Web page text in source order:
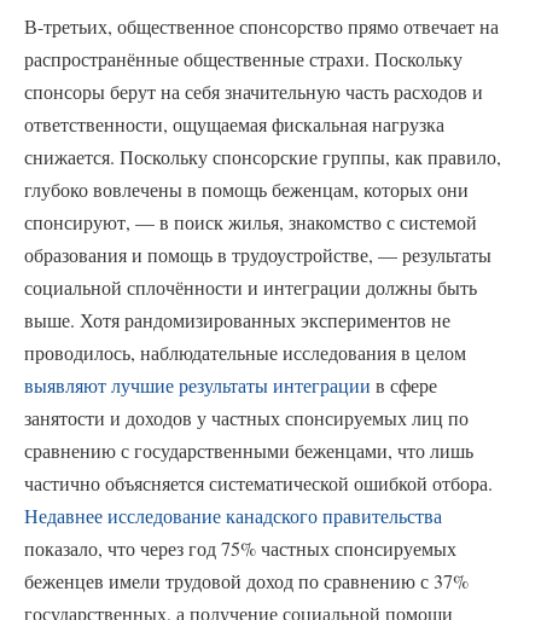
В-третьих, общественное спонсорство прямо отвечает на
распространённые общественные страхи. Поскольку
спонсоры берут на себя значительную часть расходов и
ответственности, ощущаемая фискальная нагрузка
снижается. Поскольку спонсорские группы, как правило,
глубоко вовлечены в помощь беженцам, которых они
спонсируют, — в поиск жилья, знакомство с системой
образования и помощь в трудоустройстве, — результаты
социальной сплочённости и интеграции должны быть
выше. Хотя рандомизированных экспериментов не
проводилось, наблюдательные исследования в целом
выявляют лучшие результаты интеграции в сфере
занятости и доходов у частных спонсируемых лиц по
сравнению с государственными беженцами, что лишь
частично объясняется систематической ошибкой отбора.
Недавнее исследование канадского правительства
показало, что через год 75% частных спонсируемых
беженцев имели трудовой доход по сравнению с 37%
государственных, а получение социальной помощи